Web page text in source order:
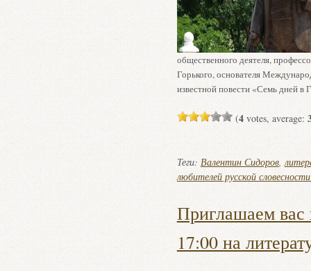
общественного деятеля,
Горького, основателя
известной повести «Семь дней
(4votes, average:
Теги: Валентин Сидоров,
любителей русской
Приглашаем вас
17:00 на